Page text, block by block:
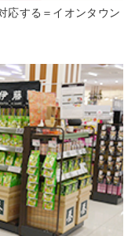
応する＝イオンタウン